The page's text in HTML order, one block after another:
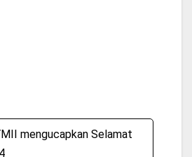
mengucapkan Selamat